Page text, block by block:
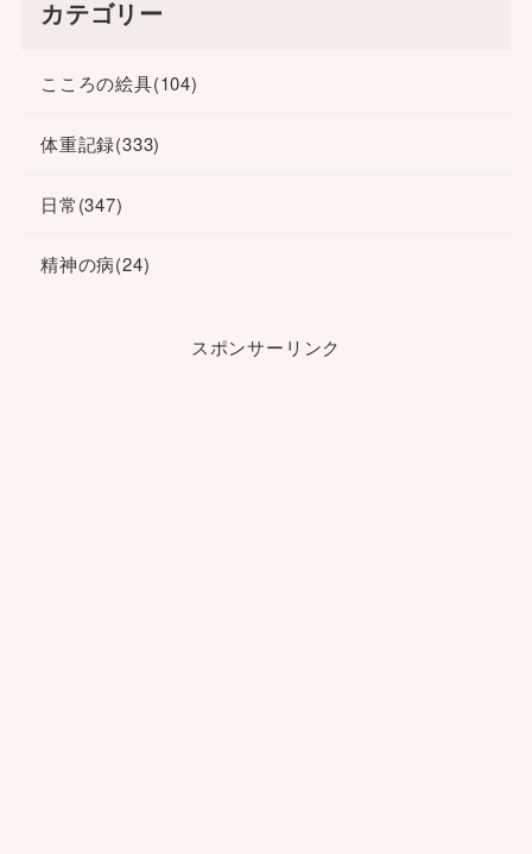
カテゴリー
こころの絵具(104)
体重記録(333)
日常(347)
精神の病(24)
スポンサーリンク